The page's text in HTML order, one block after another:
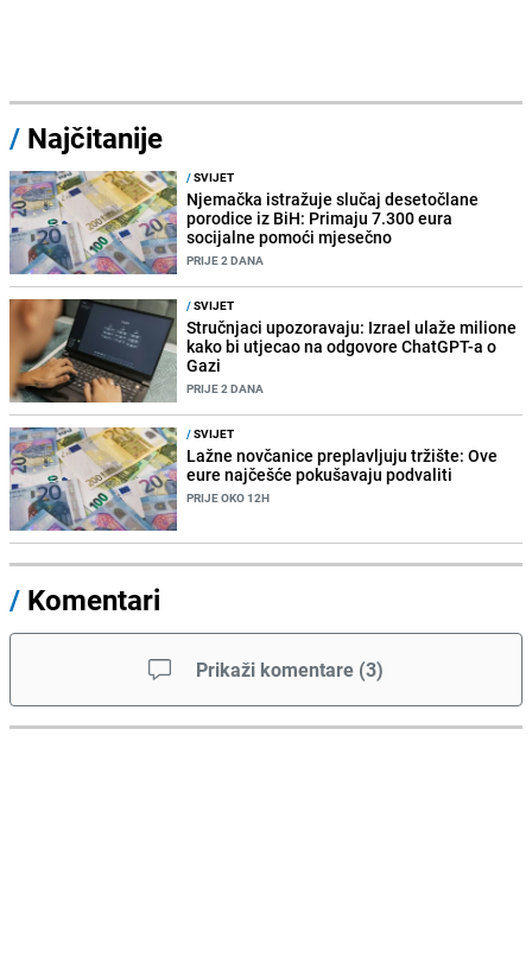
/ Najčitanije
/SVIJET
Njemačka istražuje slučaj desetočlane
porodice iz BiH: Primaju 7.300 eura
socijalne pomoći mjesečno
PRIJE 2 DANA
/SVIJET
Stručnjaci upozoravaju: Izrael ulaže milione
kako bi utjecao na odgovore ChatGPT-a o
Gazi
PRIJE 2 DANA
/SVIJET
Lažne novčanice preplavljuju tržište: Ove
eure najčešće pokušavaju podvaliti
PRIJE OKO 12H
/ Komentari
Prikaži komentare (3)